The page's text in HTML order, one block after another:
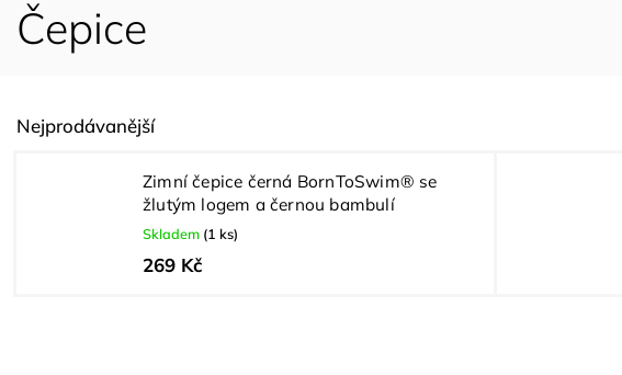
Čepice
Nejprodávanější
Zimní čepice černá BornToSwim® se
žlutým logem a černou bambulí
Skladem (1 ks)
269 Kč